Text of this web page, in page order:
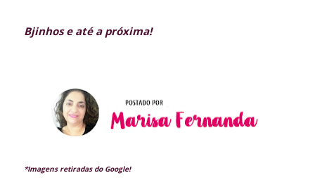
Bjinhos e até a próxima!
*Imagens retiradas do Google!